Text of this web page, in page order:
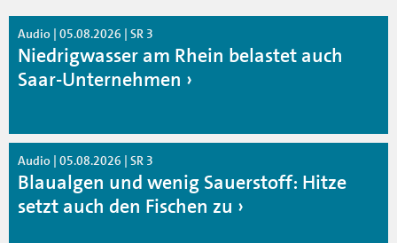
Audio | 05.08.2026 | SR 3
Niedrigwasser am Rhein belastet auch
Saar-Unternehmen
Audio | 05.08.2026 | SR 3
Blaualgen und wenig Sauerstoff: Hitze
setzt auch den Fischen zu